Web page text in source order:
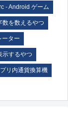
- Android ゲーム
数を数えるやつ
ーター
示するやつ
リ内通貨換算機